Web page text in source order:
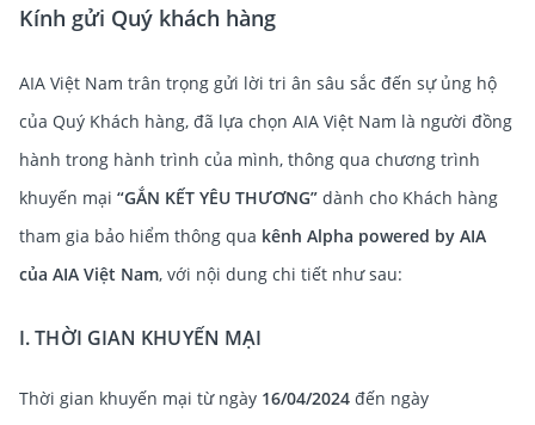
Kính gửi Quý khách hàng
AIA Việt Nam trân trọng gửi lời tri ân sâu sắc đến sự ủng hộ
của Quý Khách hàng, đã lựa chọn AIA Việt Nam là người đồng
hành trong hành trình của mình, thông qua chương trình
khuyến mại “GẮN KẾT YÊU THƯƠNG” dành cho Khách hàng
tham gia bảo hiểm thông qua kênh Alpha powered by AIA
của AIA Việt Nam, với nội dung chi tiết như sau:
I. THỜI GIAN KHUYẾN MẠI
Thời gian khuyến mại từ ngày 16/04/2024 đến ngày